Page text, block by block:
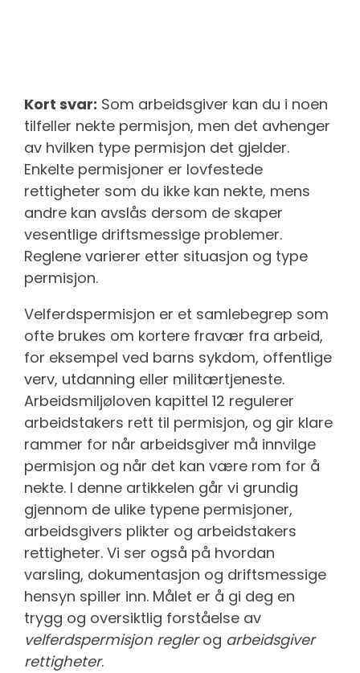
Kort svar: Som arbeidsgiver kan du i noen
tilfeller nekte permisjon, men det avhenger
av hvilken type permisjon det gjelder.
Enkelte permisjoner er lovfestede
rettigheter som du ikke kan nekte, mens
andre kan avslås dersom de skaper
vesentlige driftsmessige problemer.
Reglene varierer etter situasjon og type
permisjon.
Velferdspermisjon er et samlebegrep som
ofte brukes om kortere fravær fra arbeid,
for eksempel ved barns sykdom, offentlige
verv, utdanning eller militærtjeneste.
Arbeidsmiljøloven kapittel 12 regulerer
arbeidstakers rett til permisjon, og gir klare
rammer for når arbeidsgiver må innvilge
permisjon og når det kan være rom for å
nekte. I denne artikkelen går vi grundig
gjennom de ulike typene permisjoner,
arbeidsgivers plikter og arbeidstakers
rettigheter. Vi ser også på hvordan
varsling, dokumentasjon og driftsmessige
hensyn spiller inn. Målet er å gi deg en
trygg og oversiktlig forståelse av
velferdspermisjon reglerog arbeidsgiver
rettigheter.